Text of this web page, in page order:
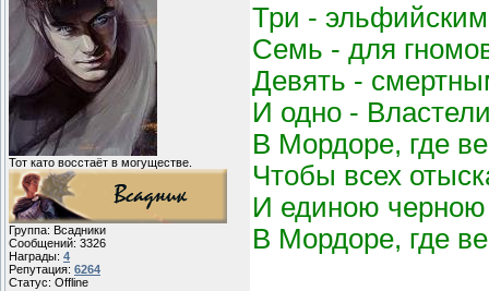
Тот като восстаёт в могуществе.
Группа: Всадники
Сообщений: 3326
Награды: 4
Репутация: 6264
Статус: Offline
Три -
Семь - для
Девять -
И одно -
В Мордоре, где
Чтобы всех
И единою черною
В Мордоре, где